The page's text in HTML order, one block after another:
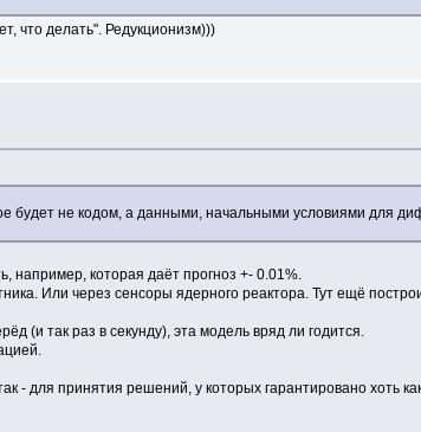
что делать". Редукционизм)))
будет не кодом, а данными, начальными условиями для
например, которая даёт прогноз +- 0.01%.
Или через сенсоры ядерного реактора. Тут ещё
(и так раз в секунду), эта модель вряд ли годится.
- для принятия решений, у которых гарантировано хоть